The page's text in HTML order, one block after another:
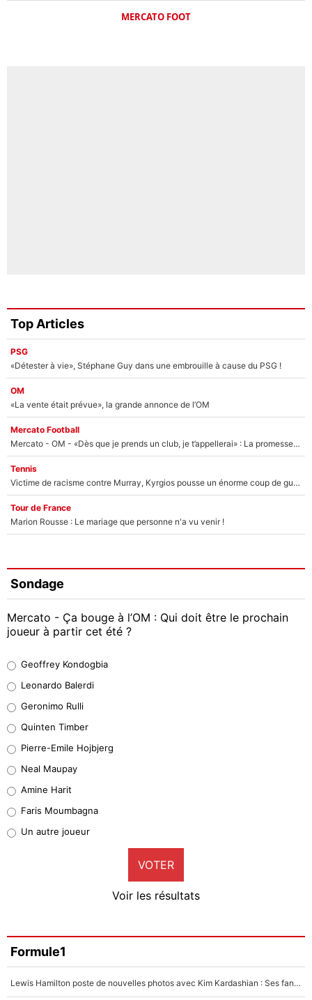
MERCATO FOOT
Top Articles
PSG
«Détester à vie», Stéphane Guy dans une embrouille à cause du PSG !
OM
«La vente était prévue», la grande annonce de l’OM
Mercato Football
Mercato - OM - «Dès que je prends un club, je t’appellerai» : La promesse de Marcelino au moment de claquer la porte
Tennis
Victime de racisme contre Murray, Kyrgios pousse un énorme coup de gueule !
Tour de France
Marion Rousse : Le mariage que personne n'a vu venir !
Sondage
Mercato - Ça bouge à l’OM : Qui doit être le prochain
joueur à partir cet été ?
38%
32%
5%
1%
9%
Faris Moumbagna
4%
Un autre joueur
Geoffrey Kondogbia
Leonardo Balerdi
Geronimo Rulli
Quinten Timber
Pierre-Emile Hojbjerg
Neal Maupay
Amine Harit
Faris Moumbagna
Un autre joueur
VOTER
Voir les résultats
Formule1
Lewis Hamilton poste de nouvelles photos avec Kim Kardashian : Ses fans le voient déjà redevenir champion du monde de F1 grâce à elle !